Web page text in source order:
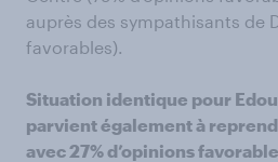
auprès des sympathisants de
favorables).
Situation identique pour
parvient également à
avec 27% d’opinions